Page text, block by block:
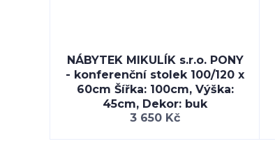
NÁBYTEK MIKULÍK s.r.o. PONY
- konferenční stolek 100/120 x
60cm Šířka: 100cm, Výška:
45cm, Dekor: buk
3 650 Kč